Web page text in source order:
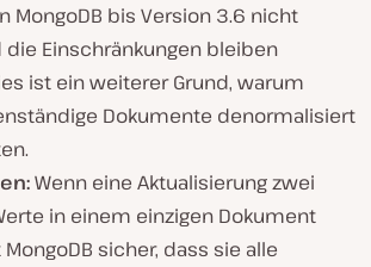
MongoDB bis Version 3.6 nicht
Einschränkungen bleiben
ist ein weiterer Grund, warum
Dokumente denormalisiert
Wenn eine Aktualisierung zwei
in einem einzigen Dokument
sicher, dass sie alle